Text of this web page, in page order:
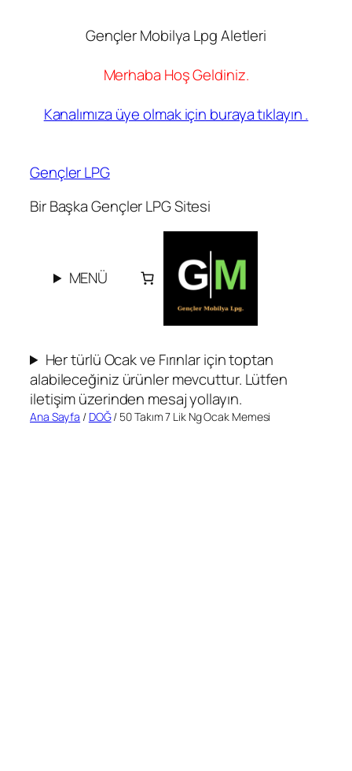
Gençler Mobilya Lpg Aletleri
Merhaba Hoş Geldiniz.
Kanalımıza üye olmak için buraya tıklayın .
Gençler LPG
Bir Başka Gençler LPG Sitesi
MENÜ
Her türlü Ocak ve Fırınlar için toptan
alabileceğiniz ürünler mevcuttur. Lütfen
iletişim üzerinden mesaj yollayın.
Ana Sayfa / DOĞ/ 50 Takım 7 Lik Ng Ocak Memesi